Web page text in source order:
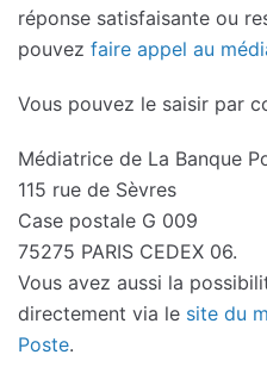
réponse satisfaisante ou
pouvez faire appel au
Vous pouvez le saisir par
Médiatrice de La Banque
115 rue de Sèvres
Case postale G 009
75275 PARIS CEDEX 06.
Vous avez aussi la
directement via le site du
Poste.